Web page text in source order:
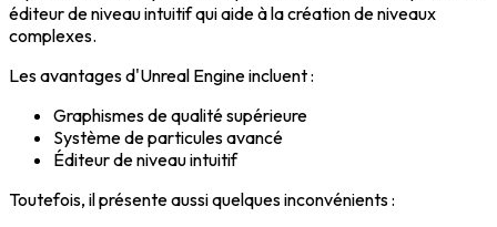
éditeur de niveau intuitif qui aide à la création de niveaux
complexes.
Les avantages d'Unreal Engine incluent :
Graphismes de qualité supérieure
Système de particules avancé
Éditeur de niveau intuitif
Toutefois, il présente aussi quelques inconvénients :